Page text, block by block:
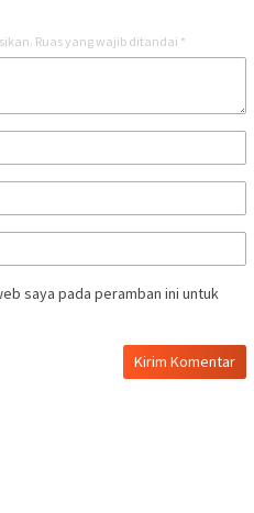
Ruas yang wajib ditandai *
saya pada peramban ini untuk